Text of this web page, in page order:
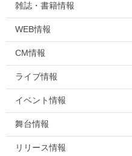
雑誌・書籍情報
WEB情報
CM情報
ライブ情報
イベント情報
舞台情報
リリース情報